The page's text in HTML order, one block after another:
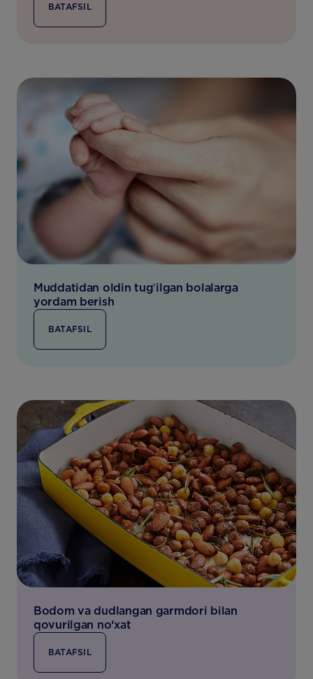
BATAFSIL
Muddatidan oldin tugʻilgan bolalarga
yordam berish
BATAFSIL
Bodom va dudlangan garmdori bilan
qovurilgan no‘xat
BATAFSIL